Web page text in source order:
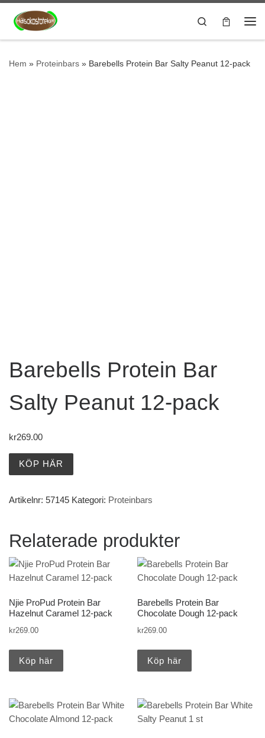
Hoppa till innehåll
Search
Hem » Proteinbars » Barebells Protein Bar Salty Peanut 12-pack
Barebells Protein Bar
Salty Peanut 12-pack
kr269.00
KÖP HÄR
Artikelnr: 57145 Kategori: Proteinbars
Relaterade produkter
Njie ProPud Protein Bar
Hazelnut Caramel 12-pack
kr269.00
Köp här
Barebells Protein Bar
Chocolate Dough 12-pack
kr269.00
Köp här